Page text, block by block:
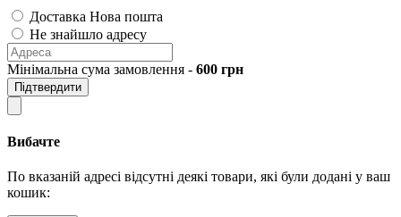
Доставка Нова пошта
Не знайшло адресу
Мінімальна сума замовлення - 600 грн
Підтвердити
Вибачте
По вказаній адресі відсутні деякі товари, які були додані у ваш
кошик: